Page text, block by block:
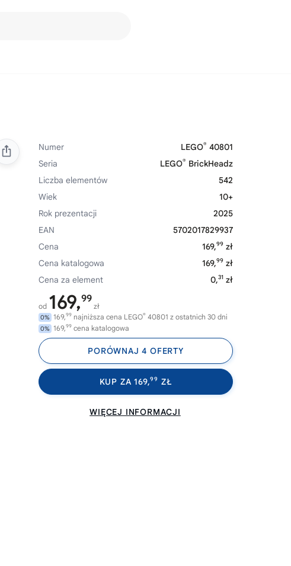
Numer LEGO® 40801
Seria
LEGO® BrickHeadz
Liczba elementów
542
Wiek
10+
Rok prezentacji
2025
EAN
5702017829937
Cena
169,99 zł
Cena katalogowa
169,99 zł
Cena za element
0,31 zł
od 169,99
zł
0% 169,99 najniższa cena LEGO® 40801 z ostatnich 30 dni
0% 169,99 cena katalogowa
PORÓWNAJ 4 OFERTY
KUP ZA 169,99 ZŁ
WIĘCEJ INFORMACJI